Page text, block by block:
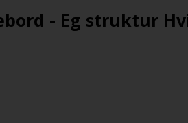
- Eg struktur